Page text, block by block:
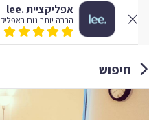
אפליקציית .lee
הרבה יותר נוח באפליקציה
חיפוש